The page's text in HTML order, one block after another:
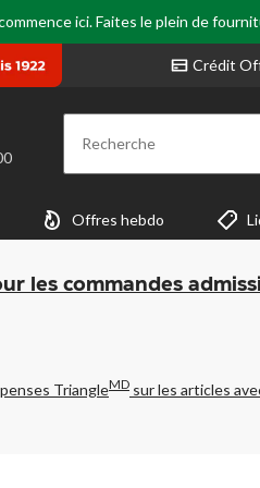
ici. Faites le plein de
Crédit
Recherche
Offres hebdo
les commandes
TriangleMD sur les articles